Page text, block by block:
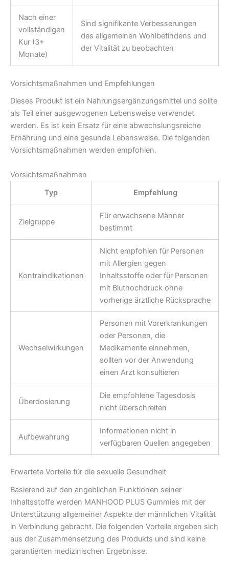
Nach einer
vollständigen
Kur (3+
Monate)
Sind signifikante Verbesserungen
des allgemeinen Wohlbefindens und
der Vitalität zu beobachten
Vorsichtsmaßnahmen und Empfehlungen
Dieses Produkt ist ein Nahrungsergänzungsmittel und sollte
als Teil einer ausgewogenen Lebensweise verwendet
werden. Es ist kein Ersatz für eine abwechslungsreiche
Ernährung und eine gesunde Lebensweise. Die folgenden
Vorsichtsmaßnahmen werden empfohlen.
Vorsichtsmaßnahmen
Typ
Empfehlung
Zielgruppe
Für erwachsene Männer
bestimmt
Kontraindikationen
Nicht empfohlen für Personen
mit Allergien gegen
Inhaltsstoffe oder für Personen
mit Bluthochdruck ohne
vorherige ärztliche Rücksprache
Wechselwirkungen
Personen mit Vorerkrankungen
oder Personen, die
Medikamente einnehmen,
sollten vor der Anwendung
einen Arzt konsultieren
Überdosierung
Die empfohlene Tagesdosis
nicht überschreiten
Aufbewahrung
Informationen nicht in
verfügbaren Quellen angegeben
Erwartete Vorteile für die sexuelle Gesundheit
Basierend auf den angeblichen Funktionen seiner
Inhaltsstoffe werden MANHOOD PLUS Gummies mit der
Unterstützung allgemeiner Aspekte der männlichen Vitalität
in Verbindung gebracht. Die folgenden Vorteile ergeben sich
aus der Zusammensetzung des Produkts und sind keine
garantierten medizinischen Ergebnisse.